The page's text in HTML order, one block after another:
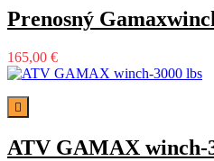
Prenosný
165,00 €

ATV GAMAX winch-